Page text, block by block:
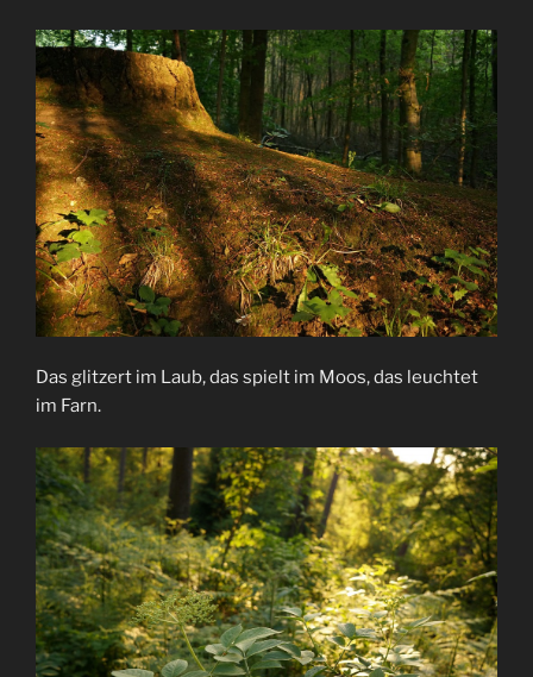
Das glitzert im Laub, das spielt im Moos, das leuchtet
im Farn.